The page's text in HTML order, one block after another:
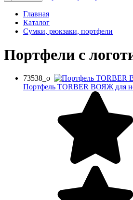
Главная
Каталог
Сумки, рюкзаки, портфели
Портфели с
73538_o
Портфель TORBER ВОЯЖ для